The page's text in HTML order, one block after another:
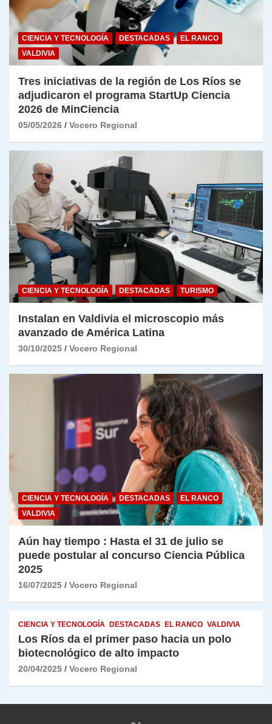
CIENCIA Y TECNOLOGÍA DESTACADAS
EL RANCO
VALDIVIA
Tres iniciativas de la región de Los Ríos se
adjudicaron el programa StartUp Ciencia
2026 de MinCiencia
05/05/2026 Vocero Regional
CIENCIA Y TECNOLOGÍA DESTACADAS TURISMO
Instalan en Valdivia el microscopio más
avanzado de América Latina
30/10/2025 Vocero Regional
CIENCIA Y TECNOLOGÍA DESTACADAS
EL RANCO
VALDIVIA
Aún hay tiempo : Hasta el 31 de julio se
puede postular al concurso Ciencia Pública
2025
16/07/2025 Vocero Regional
CIENCIA Y TECNOLOGÍA DESTACADAS EL RANCO VALDIVIA
Los Ríos da el primer paso hacia un polo
biotecnológico de alto impacto
20/04/2025 Vocero Regional